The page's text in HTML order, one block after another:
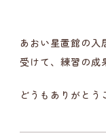
あおい星置館の
受けて、練習の成
どうもありがとう